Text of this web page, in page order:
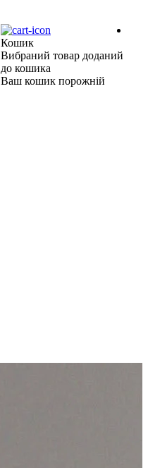
Кошик
Вибраний товар доданий
до кошика
Ваш кошик порожній